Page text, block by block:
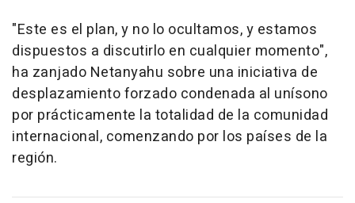
"Este es el plan, y no lo ocultamos, y estamos
dispuestos a discutirlo en cualquier momento",
ha zanjado Netanyahu sobre una iniciativa de
desplazamiento forzado condenada al unísono
por prácticamente la totalidad de la comunidad
internacional, comenzando por los países de la
región.